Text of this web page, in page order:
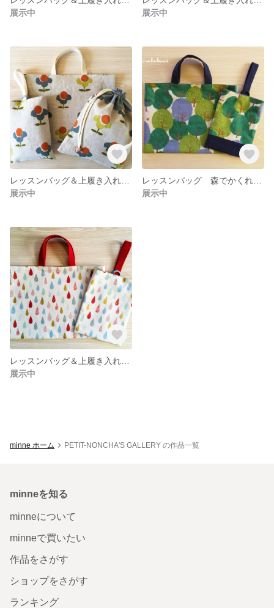
展示中
展示中
展示中
展示中
展示中
minne ホーム PETIT-NONCHA'S GALLERY の作品一覧
minneを知る
minneについて
minneで買いたい
作品をさがす
ショップをさがす
ランキング